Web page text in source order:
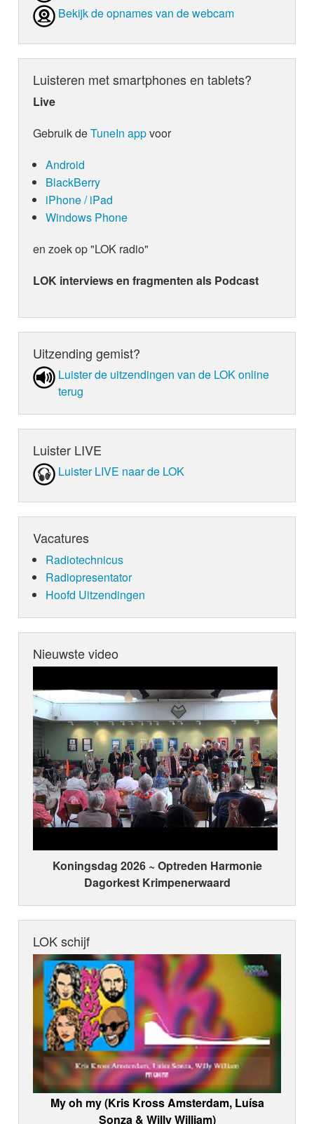
Bekijk de opnames van de webcam
Luisteren met smartphones en tablets?
Live
Gebruik deTuneIn appvoor
Android
BlackBerry
iPhone / iPad
Windows Phone
en zoek op "LOK radio"
LOK interviews en fragmenten als Podcast
Uitzending gemist?
Luister de uit­zen­din­gen van de LOK online
terug
Luister LIVE
Luister LIVE naar de LOK
Vacatures
Radiotechnicus
Radiopresentator
Hoofd Uitzendingen
Nieuwste video
Koningsdag 2026 ~ Optreden Harmonie
Dagorkest Krimpenerwaard
LOK schijf
My oh my (Kris Kross Amsterdam, Luísa
Sonza & Willy William)